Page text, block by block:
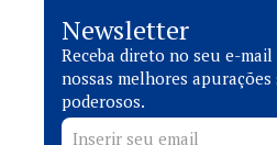
Newsletter
Receba direto no seu e-
nossas melhores
poderosos.